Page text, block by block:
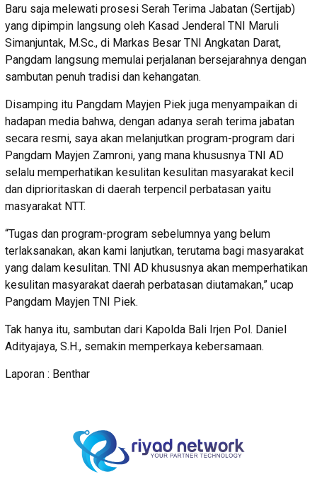
Baru saja melewati prosesi Serah Terima Jabatan (Sertijab)
yang dipimpin langsung oleh Kasad Jenderal TNI Maruli
Simanjuntak, M.Sc., di Markas Besar TNI Angkatan Darat,
Pangdam langsung memulai perjalanan bersejarahnya dengan
sambutan penuh tradisi dan kehangatan.
Disamping itu Pangdam Mayjen Piek juga menyampaikan di
hadapan media bahwa, dengan adanya serah terima jabatan
secara resmi, saya akan melanjutkan program-program dari
Pangdam Mayjen Zamroni, yang mana khususnya TNI AD
selalu memperhatikan kesulitan kesulitan masyarakat kecil
dan diprioritaskan di daerah terpencil perbatasan yaitu
masyarakat NTT.
“Tugas dan program-program sebelumnya yang belum
terlaksanakan, akan kami lanjutkan, terutama bagi masyarakat
yang dalam kesulitan. TNI AD khususnya akan memperhatikan
kesulitan masyarakat daerah perbatasan diutamakan,” ucap
Pangdam Mayjen TNI Piek.
Tak hanya itu, sambutan dari Kapolda Bali Irjen Pol. Daniel
Adityajaya, S.H., semakin memperkaya kebersamaan.
Laporan : Benthar